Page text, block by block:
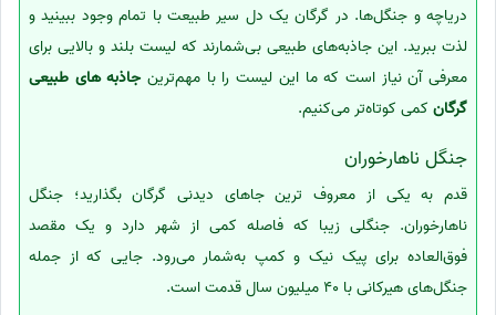
دریاچه و جنگل‌ها. در گرگان یک دل سیر طبیعت با تمام وجود ببینید و
لذت ببرید. این جاذبه‌های طبیعی بی‌شمارند که لیست بلند و بالایی برای
معرفی آن نیاز است که ما این لیست را با مهم‌ترینجاذبه های طبیعی
گرگان کمی کوتاه‌تر می‌کنیم.
جنگل ناهارخوران
قدم به یکی از معروف ترین جاهای دیدنی گرگان بگذارید؛ جنگل
ناهارخوران. جنگلی زیبا که فاصله کمی از شهر دارد و یک مقصد
فوق‌العاده برای پیک نیک و کمپ به‌شمار می‌رود. جایی که از جمله
جنگل‌های هیرکانی با 40 میلیون سال قدمت است.